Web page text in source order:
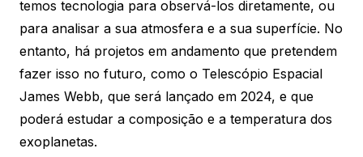
temos tecnologia para observá-los diretamente, ou
para analisar a sua atmosfera e a sua superfície. No
entanto, há projetos em andamento que pretendem
fazer isso no futuro, como o Telescópio Espacial
James Webb, que será lançado em 2024, e que
poderá estudar a composição e a temperatura dos
exoplanetas.